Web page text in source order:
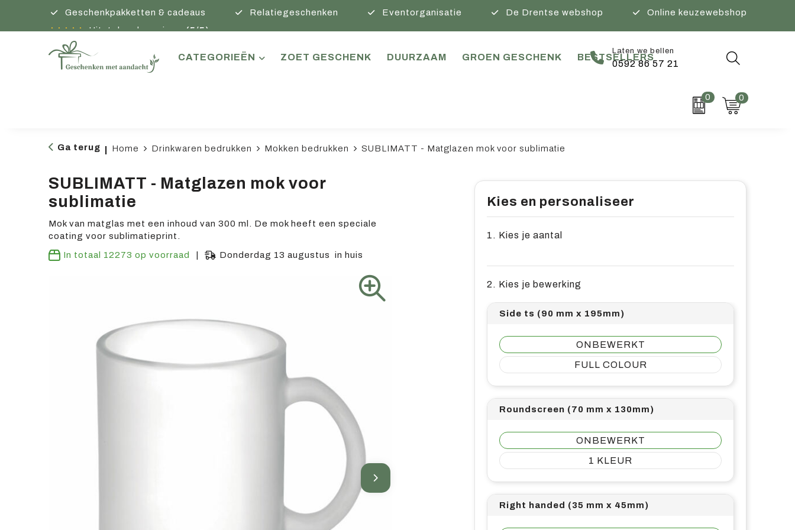
Geschenkpakketten & cadeaus Relatiegeschenken Eventorganisatie De Drentse webshop
Online keuzewebshop
Uitstekende reviews(5/5)
CATEGORIEËN ZOET GESCHENK DUURZAAM GROEN GESCHENK BESTSELLERS
Laten we bellen
0592 86 57 21
0 0
Ga terug Home Drinkwaren bedrukken Mokken bedrukken SUBLIMATT - Matglazen mok voor sublimatie
SUBLIMATT - Matglazen mok voor
sublimatie
Mok van matglas met een inhoud van 300 ml. De mok heeft een speciale
coating voor sublimatieprint.
In totaal 12273 op voorraad Donderdag 13 augustus in huis
Kies en personaliseer
1. Kies je aantal
2. Kies je bewerking
Side ts (90 mm x 195mm)
ONBEWERKT
FULL COLOUR
Roundscreen (70 mm x 130mm)
ONBEWERKT
1
Right handed (35 mm x 45mm)